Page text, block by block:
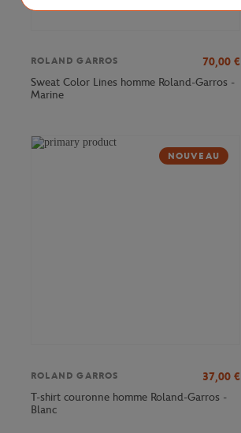
ROLAND GARROS 70,00 €
Sweat Color Lines homme Roland-Garros -
Marine
NOUVEAU
ROLAND GARROS 37,00 €
T-shirt couronne homme Roland-Garros -
Blanc